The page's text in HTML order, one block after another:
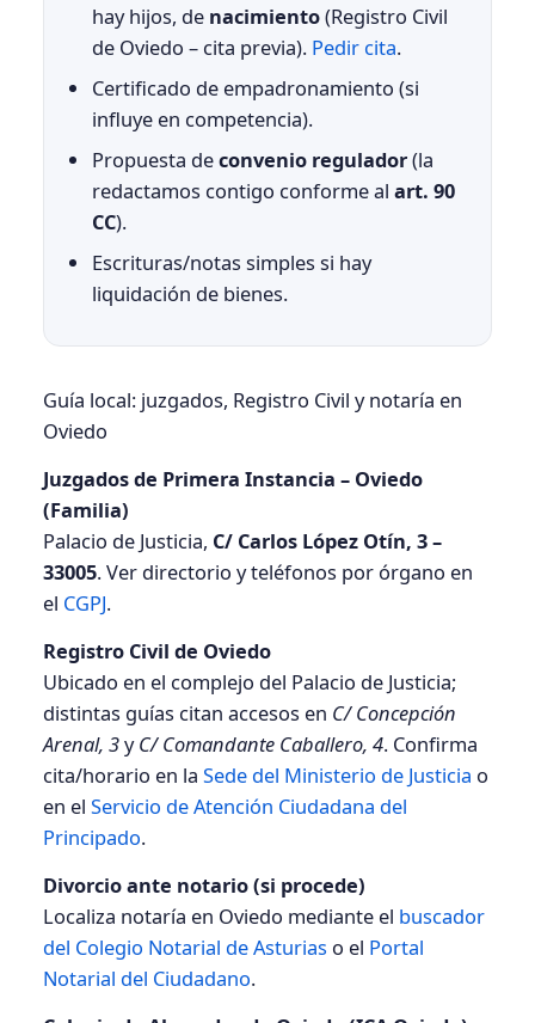
hay hijos, de nacimiento(Registro Civil
de Oviedo – cita previa). Pedir cita.
Certificado de empadronamiento (si
influye en competencia).
Propuesta deconvenio regulador(la
redactamos contigo conforme alart. 90
CC).
Escrituras/notas simples si hay
liquidación de bienes.
Guía local: juzgados, Registro Civil y notaría en
Oviedo
Juzgados de Primera Instancia – Oviedo
(Familia)
Palacio de Justicia, C/ Carlos López Otín, 3 –
33005. Ver directorio y teléfonos por órgano en
el CGPJ.
Registro Civil de Oviedo
Ubicado en el complejo del Palacio de Justicia;
distintas guías citan accesos en C/ Concepción
Arenal, 3yC/ Comandante Caballero, 4. Confirma
cita/horario en la Sede del Ministerio de Justicia o
en el Servicio de Atención Ciudadana del
Principado.
Divorcio ante notario (si procede)
Localiza notaría en Oviedo mediante el buscador
del Colegio Notarial de Asturias o el Portal
Notarial del Ciudadano.